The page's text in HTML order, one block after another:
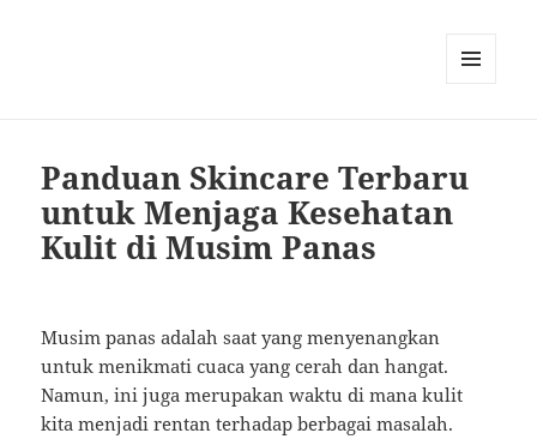
Panduan Skincare Terbaru
untuk Menjaga Kesehatan
Kulit di Musim Panas
Musim panas adalah saat yang menyenangkan
untuk menikmati cuaca yang cerah dan hangat.
Namun, ini juga merupakan waktu di mana kulit
kita menjadi rentan terhadap berbagai masalah.